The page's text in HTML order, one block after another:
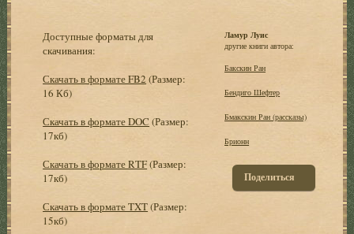
Доступные форматы для
скачивания:
Скачать в формате FB2 (Размер:
16 Кб)
Скачать в формате DOC (Размер:
17кб)
Скачать в формате RTF(Размер:
17кб)
Скачать в формате TXT(Размер:
15кб)
Ламур Луис
другие книги автора:
Бакскин Ран
Бендиго Шефтер
Бмакскин Ран (рассказы)
Брионн
Поделиться